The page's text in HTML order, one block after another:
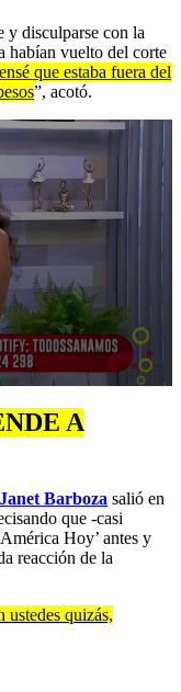
y disculparse con la
habían vuelto del corte
que estaba fuera del
”, acotó.
A
Janet Barboza salió en
que -casi
Hoy’ antes y
reacción de la
ustedes quizás,